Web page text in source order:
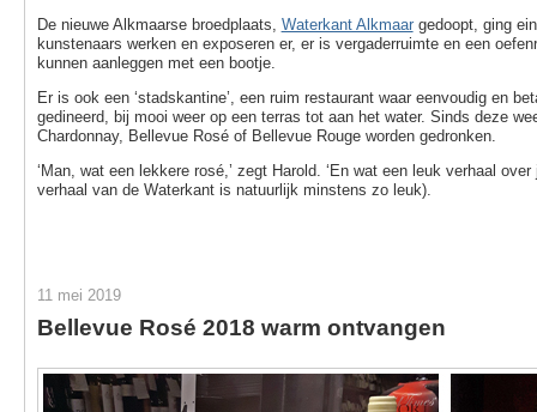
De nieuwe Alkmaarse broedplaats, Waterkant Alkmaargedoopt, ging
kunstenaars werken en exposeren er, er is vergaderruimte en een
kunnen aanleggen met een bootje.
Er is ook een ‘stadskantine’, een ruim restaurant waar eenvoudig en
gedineerd, bij mooi weer op een terras tot aan het water. Sinds deze
Chardonnay, Bellevue Rosé of Bellevue Rouge worden gedronken.
‘Man, wat een lekkere rosé,’ zegt Harold. ‘En wat een leuk verhaal
verhaal van de Waterkant is natuurlijk minstens zo leuk).
11 mei 2019
Bellevue Rosé 2018 warm ontvangen